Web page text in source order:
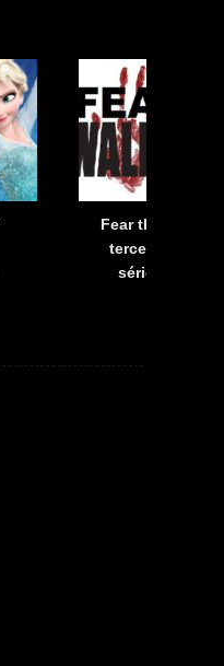
Fear the
terceira
série já tem